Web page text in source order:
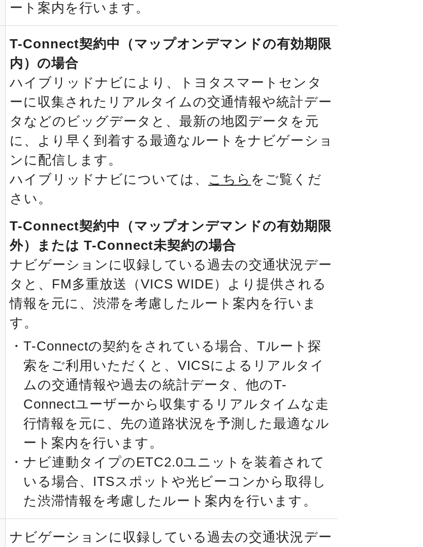
ート案内を行います。
T-Connect契約中（マップオンデマンドの有効期限
内）の場合
ハイブリッドナビにより、トヨタスマートセンタ
ーに収集されたリアルタイムの交通情報や統計デー
タなどのビッグデータと、最新の地図データを元
に、より早く到着する最適なルートをナビゲーショ
ンに配信します。
ハイブリッドナビについては、 こちら をご覧くだ
さい。
T-Connect契約中（マップオンデマンドの有効期限
外）または T-Connect未契約の場合
ナビゲーションに収録している過去の交通状況デー
タと、FM多重放送（VICS WIDE）より提供される
情報を元に、渋滞を考慮したルート案内を行いま
す。
T-Connectの契約をされている場合、Tルート探
索をご利用いただくと、VICSによるリアルタイ
ムの交通情報や過去の統計データ、他のT-
Connectユーザーから収集するリアルタイムな走
行情報を元に、先の道路状況を予測した最適なル
ート案内を行います。
ナビ連動タイプのETC2.0ユニットを装着されて
いる場合、ITSスポットや光ビーコンから取得し
た渋滞情報を考慮したルート案内を行います。
ナビゲーションに収録している過去の交通状況デー